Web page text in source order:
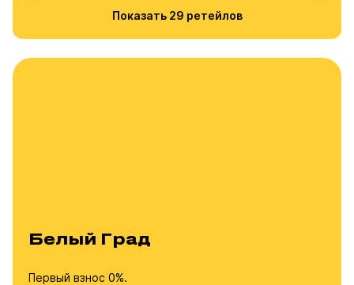
Показать 29 ретейлов
Белый Град
Первый взнос 0%.